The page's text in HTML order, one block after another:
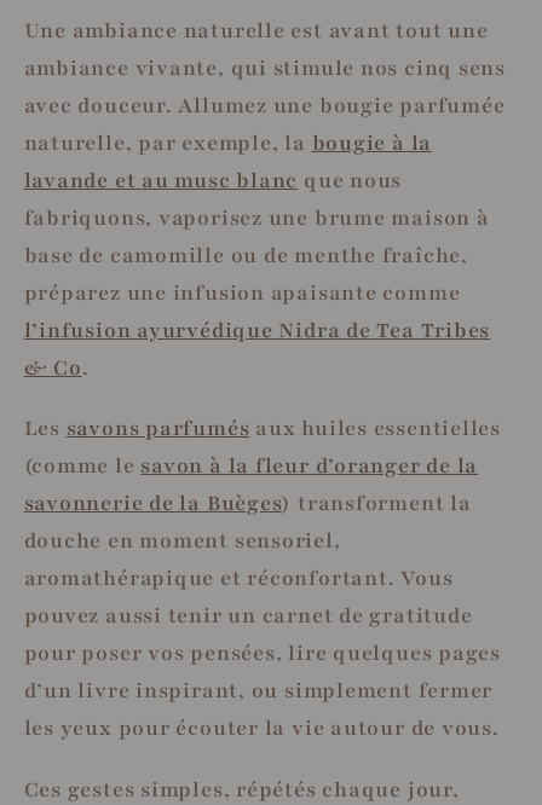
Une ambiance naturelle est avant tout une
ambiance vivante, qui stimule nos cinq sens
avec douceur. Allumez une bougie parfumée
naturelle, par exemple, la bougie à la
lavande et au musc blanc que nous
fabriquons, vaporisez une brume maison à
base de camomille ou de menthe fraîche,
préparez une infusion apaisante comme
l’infusion ayurvédique Nidra de Tea Tribes
& Co.
Les savons parfumés aux huiles essentielles
(comme le savon à la fleur d’oranger de la
savonnerie de la Buèges) transforment la
douche en moment sensoriel,
aromathérapique et réconfortant. Vous
pouvez aussi tenir un carnet de gratitude
pour poser vos pensées, lire quelques pages
d’un livre inspirant, ou simplement fermer
les yeux pour écouter la vie autour de vous.
Ces gestes simples, répétés chaque jour,